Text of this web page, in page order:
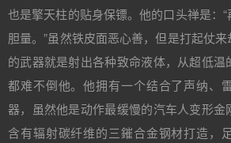
也是擎天柱的贴身保镖。他的口头禅是：
胆量。”虽然铁皮面恶心善，但是打起仗
的武器就是射出各种致命液体，从超低
都难不倒他。他拥有一个结合了声纳、
器，虽然他是动作最缓慢的汽车人变形金
含有辐射碳纤维的三鏙合金钢材打造，